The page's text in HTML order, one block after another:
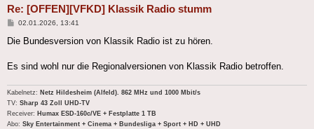
Re: [OFFEN][VFKD] Klassik Radio stumm
Beitrag
02.01.2026, 13:41
Die Bundesversion von Klassik Radio ist zu hören.
Es sind wohl nur die Regionalversionen von Klassik Radio betroffen.
Kabelnetz: Netz Hildesheim (Alfeld). 862 MHz und 1000 Mbit/s
TV: Sharp 43 Zoll UHD-TV
Receiver: Humax ESD-160c/VE + Festplatte 1 TB
Abo: Sky Entertainment + Cinema + Bundesliga + Sport + HD + UHD